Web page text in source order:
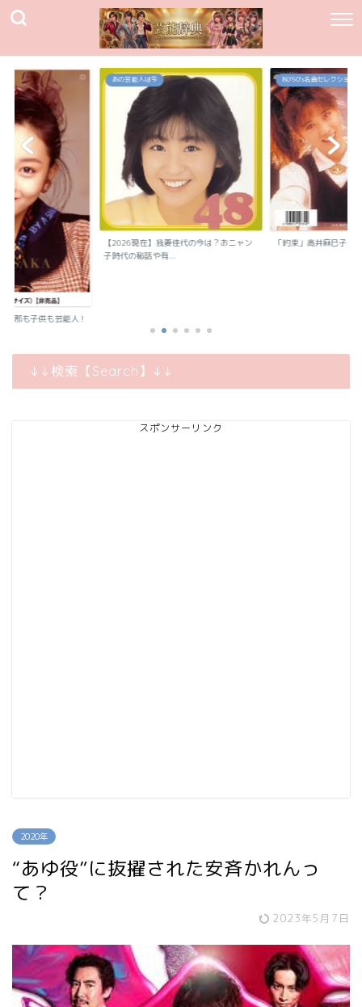
代の今は？おニャン
80`90's名曲セレクション
「約束」高井麻巳子
80`90's名曲セレクション
「純愛カウントダウン
↓↓検索【Search】↓↓
スポンサーリンク
2020年
“あゆ役”に抜擢された安斉かれんっ
て？
2023年5月7日